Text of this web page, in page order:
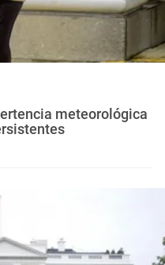
meteorológica